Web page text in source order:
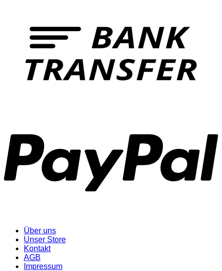
Über uns
Unser Store
Kontakt
AGB
Impressum